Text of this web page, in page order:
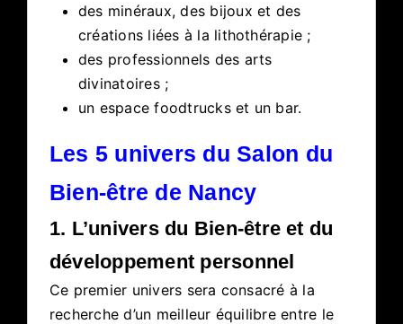
des minéraux, des bijoux et des
créations liées à la lithothérapie ;
des professionnels des arts
divinatoires ;
un espace foodtrucks et un bar.
Les 5 univers du Salon du
Bien-être de Nancy
1. L’univers du Bien-être et du
développement personnel
Ce premier univers sera consacré à la
recherche d’un meilleur équilibre entre le